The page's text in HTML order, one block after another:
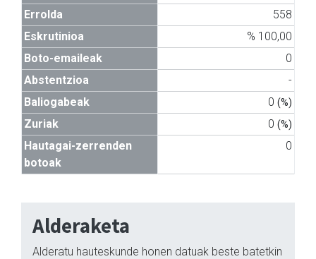
Errolda
558
Eskrutinioa
% 100,00
Boto-emaileak
0
Abstentzioa
-
Baliogabeak
0 (%)
Zuriak 0 (%)
Hautagai-zerrenden
botoak
0
Alderaketa
Alderatu hauteskunde honen datuak beste batetkin